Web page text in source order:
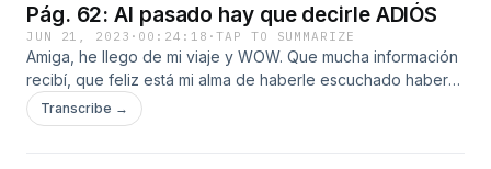
Pág. 62: Al pasado hay que decirle ADIÓS
JUN 21, 2023 · 00:24:18 ·TAP TO SUMMARIZE
Amiga, he llego de mi viaje y WOW. Que mucha información
recibí, que feliz está mi alma de haberle escuchado haber
volado allá. Hoy te comparto lo que para mi fue mi lección
principal en este viaje: el pasado ya pasó, no está, no
Transcribe →